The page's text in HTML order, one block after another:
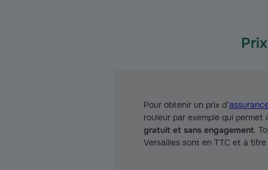
Pour obtenir un prix d’
rouleur par exemple qui
gratuit et sans engagement.
Versailles sont en TTC et à